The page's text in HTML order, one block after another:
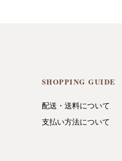
SHOPPING GUIDE
配送・送料について
支払い方法について